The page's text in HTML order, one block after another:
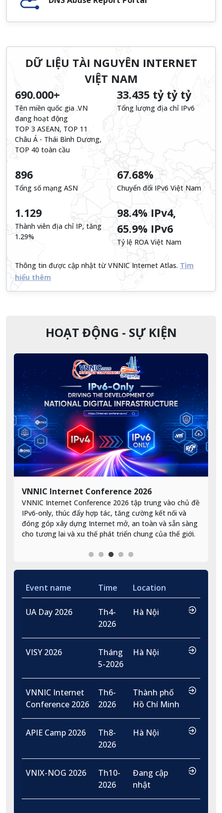
DỮ LIỆU TÀI NGUYÊN INTERNET
VIỆT NAM
690.000+
Tên miền quốc gia .VN
đang hoạt động
TOP 3 ASEAN, TOP 11
Châu Á - Thái Bình Dương,
TOP 40 toàn cầu
33.435 tỷ tỷ tỷ
Tổng lượng địa chỉ IPv6
896
Tổng số mạng ASN
67.68%
Chuyển đổi IPv6 Việt Nam
1.129
Thành viên địa chỉ IP, tăng
1.29%
98.4% IPv4,
65.9% IPv6
Tỷ lệ ROA Việt Nam
Thông tin được cập nhật từ VNNIC Internet Atlas. Tìm
hiểu thêm
HOẠT ĐỘNG - SỰ KIỆN
VNNIC Internet Conference 2026
VNNIC Internet Conference 2026 tập trung vào chủ đề
IPv6-only, thúc đẩy hợp tác, tăng cường kết nối và
đóng góp xây dựng Internet mở, an toàn và sẵn sàng
cho tương lai và xu thế phát triển chung của thế giới.
Event name Time Location
UA Day 2026
Th4-
2026
Hà Nội …
VISY 2026
Tháng
5-2026
Hà Nội …
VNNIC Internet
Conference 2026
Th6-
2026
Thành phố
Hồ Chí Minh
…
APIE Camp 2026
Th8-
2026
Hà Nội …
VNIX-NOG 2026
Th10-
2026
Đang cập
nhật
…